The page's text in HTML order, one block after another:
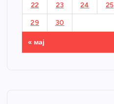
22 23 24 25
29 30
« мај